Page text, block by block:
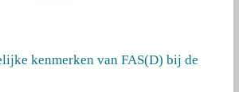
kenmerken van FAS(D) bij de